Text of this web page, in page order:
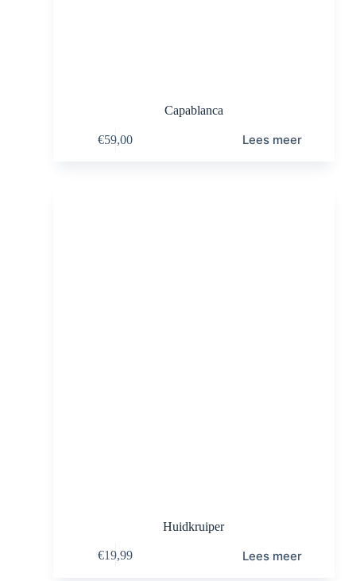
Capablanca
€59,00 Lees meer
Huidkruiper
€19,99 Lees meer